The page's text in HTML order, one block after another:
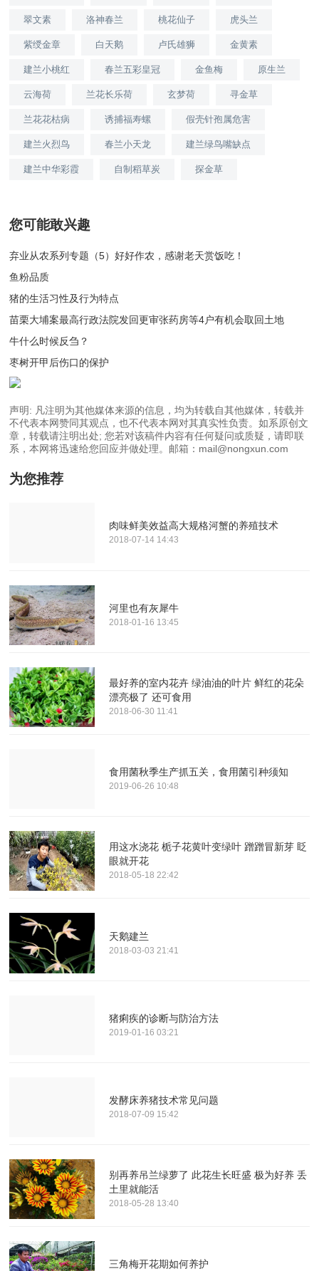
翠文素 洛神春兰 桃花仙子 虎头兰
紫绶金章 白天鹅 卢氏雄狮 金黄素
建兰小桃红 春兰五彩皇冠 金鱼梅 原生兰
云海荷 兰花长乐荷 玄梦荷 寻金草
兰花花枯病 诱捕福寿螺 假壳针孢属危害
建兰火烈鸟 春兰小天龙 建兰绿鸟嘴缺点
建兰中华彩霞 自制稻草炭 探金草
您可能敢兴趣
弃业从农系列专题（5）好好作农，感谢老天赏饭吃！
鱼粉品质
猪的生活习性及行为特点
苗栗大埔案最高行政法院发回更审张药房等4户有机会取回土地
牛什么时候反刍？
枣树开甲后伤口的保护
声明: 凡注明为其他媒体来源的信息，均为转载自其他媒体，转载并
不代表本网赞同其观点，也不代表本网对其真实性负责。如系原创文
章，转载请注明出处; 您若对该稿件内容有任何疑问或质疑，请即联
系，本网将迅速给您回应并做处理。邮箱：mail@nongxun.com
为您推荐
肉味鲜美效益高大规格河蟹的养殖技术
2018-07-14 14:43
河里也有灰犀牛
2018-01-16 13:45
最好养的室内花卉 绿油油的叶片 鲜红的花朵
漂亮极了 还可食用
2018-06-30 11:41
食用菌秋季生产抓五关，食用菌引种须知
2019-06-26 10:48
用这水浇花 栀子花黄叶变绿叶 蹭蹭冒新芽 眨
眼就开花
2018-05-18 22:42
天鹅建兰
2018-03-03 21:41
猪痢疾的诊断与防治方法
2019-01-16 03:21
发酵床养猪技术常见问题
2018-07-09 15:42
别再养吊兰绿萝了 此花生长旺盛 极为好养 丢
土里就能活
2018-05-28 13:40
三角梅开花期如何养护